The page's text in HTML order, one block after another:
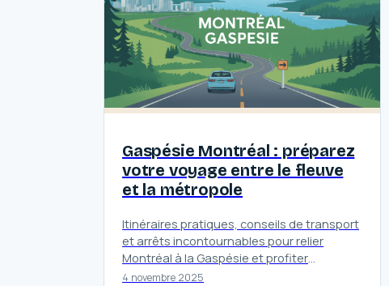
Gaspésie Montréal : préparez
votre voyage entre le fleuve
et la métropole
4 novembre 2025
Itinéraires pratiques, conseils de transport
et arrêts incontournables pour relier
Montréal à la Gaspésie et profiter
pleinement de votre voyage au Québec.